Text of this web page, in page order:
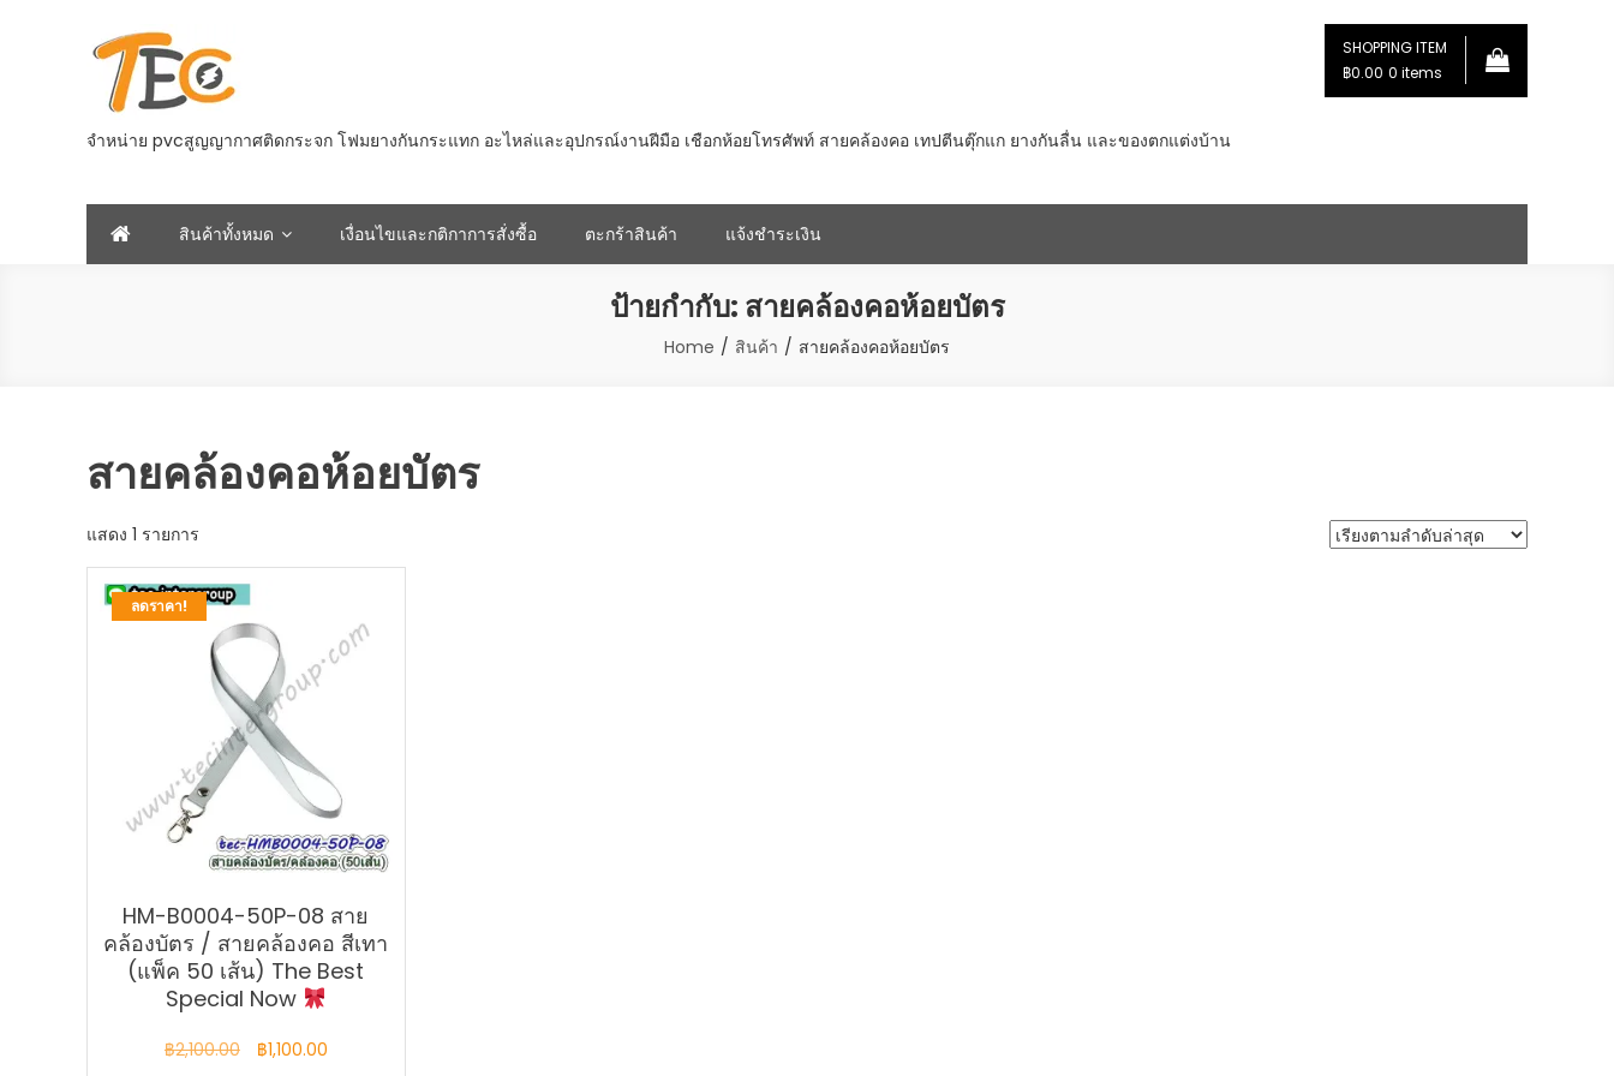
จำหน่าย pvcสูญญากาศติดกระจก โฟมยางกันกระแทก อะไหล่และอุปกรณ์งานฝีมือ เชือกห้อยโทรศัพท์ สายคล้องคอ เทปตีนตุ๊กแก ยางกันลื่น และของตกแต่งบ้าน
SHOPPING ITEM
฿0.00 0 items
สินค้าทั้งหมด เงื่อนไขและกติกาการสั่งซื้อ ตะกร้าสินค้า แจ้งชำระเงิน
ป้ายกำกับ: สายคล้องคอห้อยบัตร
Home สินค้า สายคล้องคอห้อยบัตร
สายคล้องคอห้อยบัตร
แสดง 1 รายการ
ลดราคา!
HM-B0004-50P-08 สาย
คล้องบัตร / สายคล้องคอ สีเทา
(แพ็ค 50 เส้น) The Best
Special Now
฿2,100.00
Original
฿1,100.00Current